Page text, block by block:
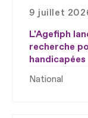
9 juillet
L'Agefiph
recherche
handicapées
National